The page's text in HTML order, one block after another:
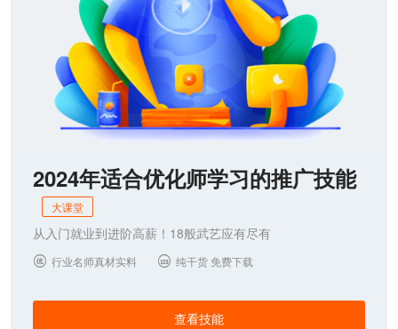
2024年适合优化师学习的推广技能
大课堂
从入门就业到进阶高薪！18般武艺应有尽有
 行业名师真材实料  纯干货 免费下载
查看技能